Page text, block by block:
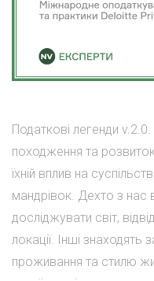
Податкові легенди
походження та
їхній вплив на
мандрівок. Дехто з нас
досліджувати світ,
локації. Інші знаходять
проживання та стилю